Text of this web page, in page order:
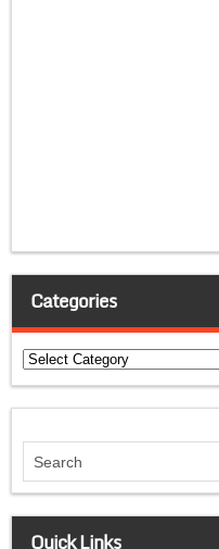
Categories
Categories
Quick Links